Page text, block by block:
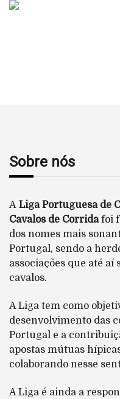
Sobre nós
A Liga Portuguesa de
Cavalos de Corridafoi
dos nomes mais
Portugal, sendo a
associações que até
cavalos.
A Liga tem como
desenvolvimento das
Portugal e a
apostas mútuas
colaborando nesse
A Liga é ainda a